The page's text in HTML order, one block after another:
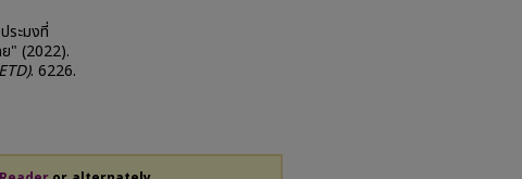
ระมงที่
ย" (2022).
. 6226.